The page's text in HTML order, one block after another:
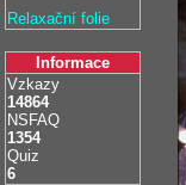
Relaxační folie
Informace
Vzkazy
14864
NSFAQ
1354
Quiz
6